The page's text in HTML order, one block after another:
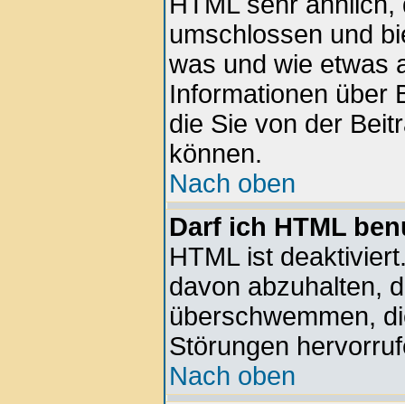
umschlossen und
was und wie etwas
Informationen über
die Sie von der
können.
Nach oben
Darf ich HTML
HTML ist
davon abzuhalten,
überschwemmen,
Störungen
Nach oben